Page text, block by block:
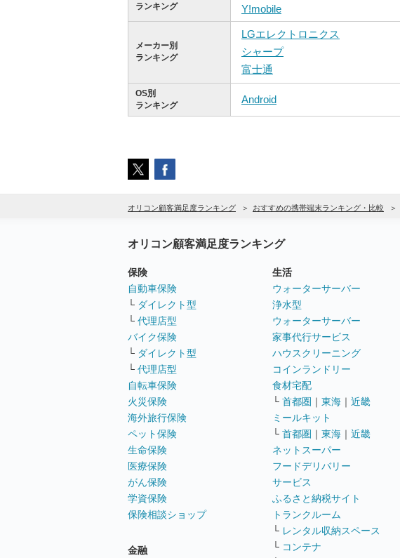
ランキング
Y!mobile
メーカー別
ランキング
LGエレクトロニクス
シャープ
富士通
OS別
ランキング
Android
オリコン顧客満足度ランキング おすすめの携帯端末ランキング・比較
オリコン顧客満足度ランキング
保険
自動車保険
└ ダイレクト型
└ 代理店型
バイク保険
└ ダイレクト型
└ 代理店型
自転車保険
火災保険
海外旅行保険
ペット保険
生命保険
医療保険
がん保険
学資保険
保険相談ショップ
金融
生活
ウォーターサーバー
浄水型
ウォーターサーバー
家事代行サービス
ハウスクリーニング
コインランドリー
食材宅配
└ 首都圏 ｜ 東海 ｜ 近畿
ミールキット
└ 首都圏 ｜ 東海 ｜ 近畿
ネットスーパー
フードデリバリー
サービス
ふるさと納税サイト
トランクルーム
└ レンタル収納スペース
└ コンテナ